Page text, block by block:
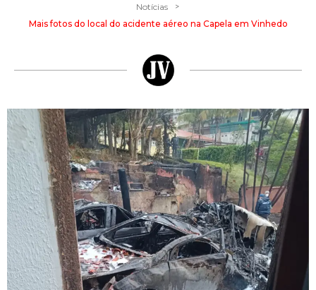
Notícias >
Mais fotos do local do acidente aéreo na Capela em Vinhedo